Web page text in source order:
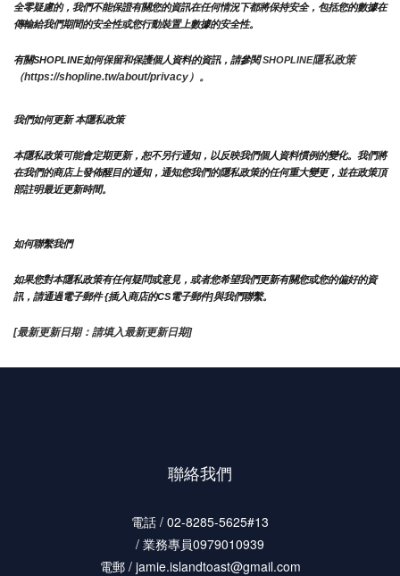
全零疑慮的，我們不能保證有關您的資訊在任何情況下都將保持安全，包括您的數據在
傳輸給我們期間的安全性或您行動裝置上數據的安全性。
有關SHOPLINE如何保留和保護個人資料的資訊，請參閱 SHOPLINE隱私政策
（https://shopline.tw/about/privacy）。
我們如何更新 本隱私政策
本隱私政策可能會定期更新，恕不另行通知，以反映我們個人資料慣例的變化。我們將
在我們的商店上發佈醒目的通知，通知您我們的隱私政策的任何重大變更，並在政策頂
部註明最近更新時間。
如何聯繫我們
如果您對本隱私政策有任何疑問或意見，或者您希望我們更新有關您或您的偏好的資
訊，請通過電子郵件 {插入商店的CS電子郵件]與我們聯繫。
[最新更新日期：請填入最新更新日期]
聯絡我們
電話 / 02-8285-5625#13
/ 業務專員0979010939
電郵 / jamie.islandtoast@gmail.com